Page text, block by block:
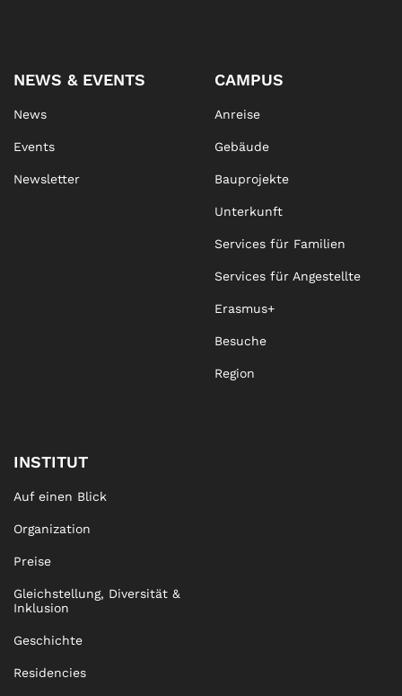
NEWS & EVENTS
News
Events
Newsletter
CAMPUS
Anreise
Gebäude
Bauprojekte
Unterkunft
Services für Familien
Services für Angestellte
Erasmus+
Besuche
Region
INSTITUT
Auf einen Blick
Organization
Preise
Gleichstellung, Diversität &
Inklusion
Geschichte
Residencies